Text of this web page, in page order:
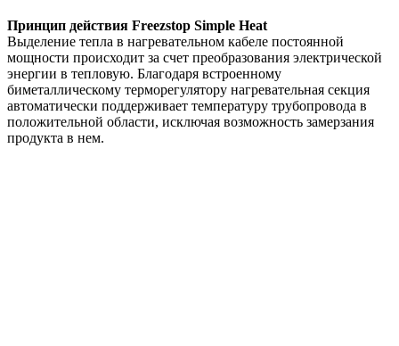
Принцип действия Freezstop Simple Heat
Выделение тепла в нагревательном кабеле постоянной
мощности происходит за счет преобразования электрической
энергии в тепловую. Благодаря встроенному
биметаллическому терморегулятору нагревательная секция
автоматически поддерживает температуру трубопровода в
положительной области, исключая возможность замерзания
продукта в нем.